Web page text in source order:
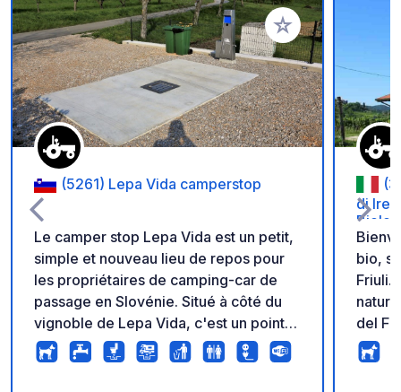
Ajouter à vos
(5261) Lepa Vida camperstop
Le camper stop Lepa Vida est un petit,
simple et nouveau lieu de repos pour
les propriétaires de camping-car de
passage en Slovénie. Situé à côté du
vignoble de Lepa Vida, c'est un point
d'escale parfait pour tous les amateurs
de vin et tous les clients désireux d'en
di
bio,
Friuli.
del
au